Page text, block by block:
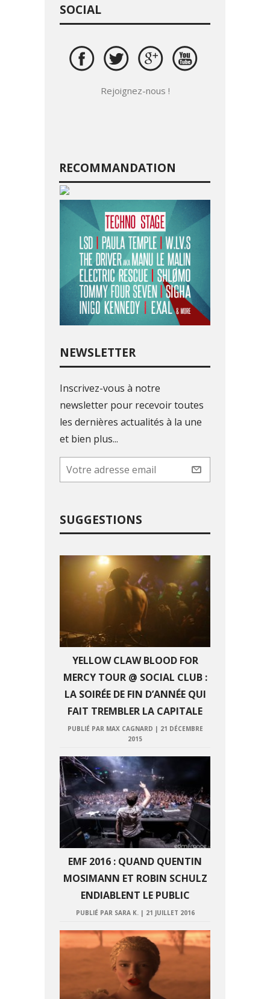
SOCIAL
Rejoignez-nous !
RECOMMANDATION
NEWSLETTER
Inscrivez-vous à notre
newsletter pour recevoir toutes
les dernières actualités à la une
et bien plus...
SUGGESTIONS
YELLOW CLAW BLOOD FOR
MERCY TOUR @ SOCIAL CLUB :
LA SOIRÉE DE FIN D’ANNÉE QUI
FAIT TREMBLER LA CAPITALE
PUBLIÉ PAR MAX CAGNARD | 21 DÉCEMBRE
2015
EMF 2016 : QUAND QUENTIN
MOSIMANN ET ROBIN SCHULZ
ENDIABLENT LE PUBLIC
PUBLIÉ PAR SARA K.| 21 JUILLET 2016